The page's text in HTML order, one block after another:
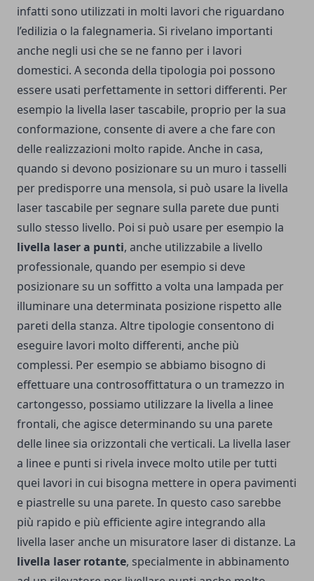
infatti sono utilizzati in molti lavori che riguardano
l’edilizia o la falegnameria. Si rivelano importanti
anche negli usi che se ne fanno per i lavori
domestici. A seconda della tipologia poi possono
essere usati perfettamente in settori differenti. Per
esempio la livella laser tascabile, proprio per la sua
conformazione, consente di avere a che fare con
delle realizzazioni molto rapide. Anche in casa,
quando si devono posizionare su un muro i tasselli
per predisporre una mensola, si può usare la livella
laser tascabile per segnare sulla parete due punti
sullo stesso livello. Poi si può usare per esempio la
livella laser a punti, anche utilizzabile a livello
professionale, quando per esempio si deve
posizionare su un soffitto a volta una lampada per
illuminare una determinata posizione rispetto alle
pareti della stanza. Altre tipologie consentono di
eseguire lavori molto differenti, anche più
complessi. Per esempio se abbiamo bisogno di
effettuare una controsoffittatura o un tramezzo in
cartongesso, possiamo utilizzare la livella a linee
frontali, che agisce determinando su una parete
delle linee sia orizzontali che verticali. La livella laser
a linee e punti si rivela invece molto utile per tutti
quei lavori in cui bisogna mettere in opera pavimenti
e piastrelle su una parete. In questo caso sarebbe
più rapido e più efficiente agire integrando alla
livella laser anche un misuratore laser di distanze. La
livella laser rotante, specialmente in abbinamento